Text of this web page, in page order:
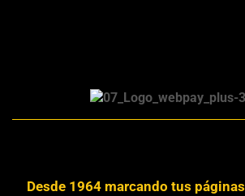
Desde 1964 marcando tus